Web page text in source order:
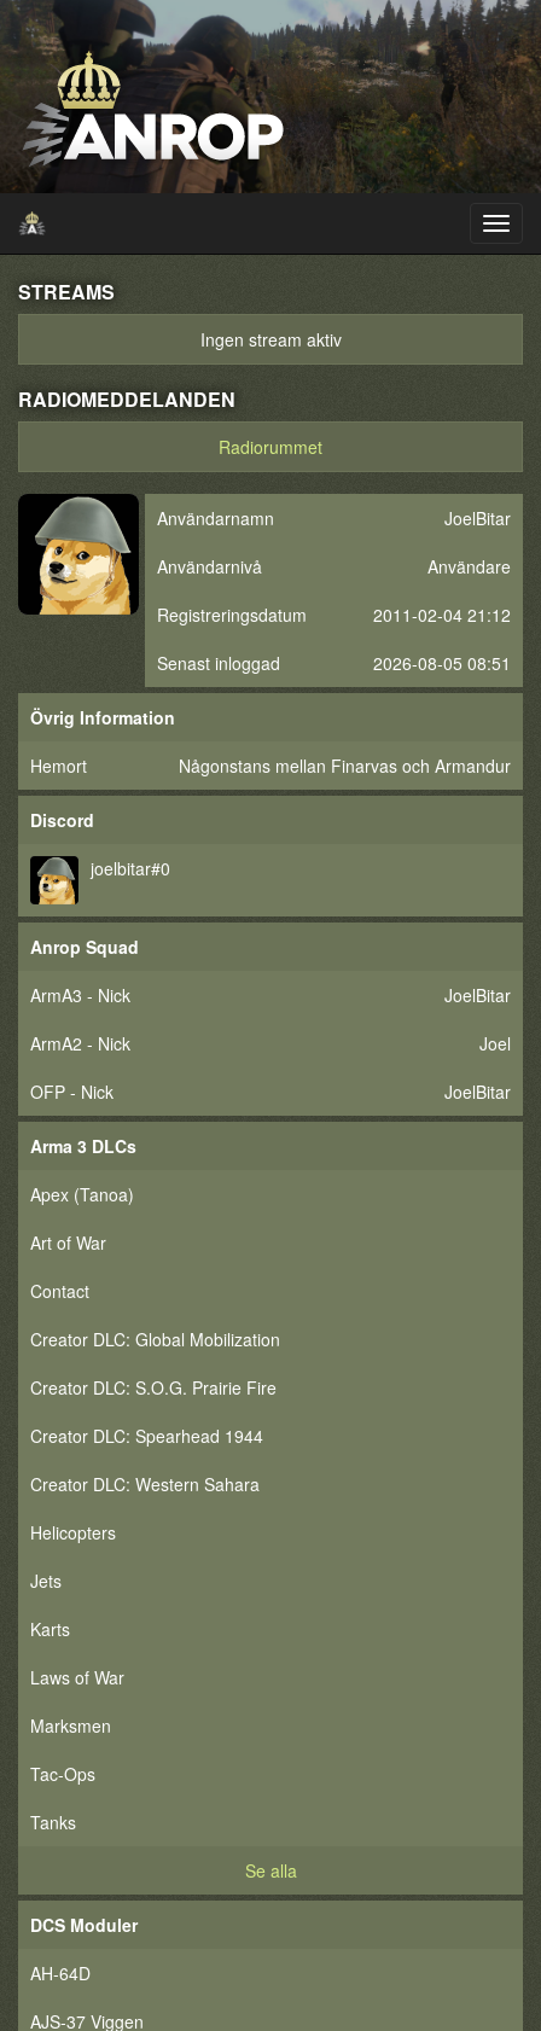
STREAMS
Ingen stream aktiv
RADIOMEDDELANDEN
Radiorummet
Användarnamn
JoelBitar
Användarnivå
Användare
Registreringsdatum
2011-02-04 21:12
Senast inloggad
2026-08-05 08:51
Övrig Information
Hemort
Någonstans mellan Finarvas och Armandur
Discord
joelbitar#0
Anrop Squad
ArmA3 - Nick
JoelBitar
ArmA2 - Nick
Joel
OFP - Nick
JoelBitar
Arma 3 DLCs
Apex (Tanoa)
Art of War
Contact
Creator DLC: Global Mobilization
Creator DLC: S.O.G. Prairie Fire
Creator DLC: Spearhead 1944
Creator DLC: Western Sahara
Helicopters
Jets
Karts
Laws of War
Marksmen
Tac-Ops
Tanks
Se alla
DCS Moduler
AH-64D
AJS-37 Viggen